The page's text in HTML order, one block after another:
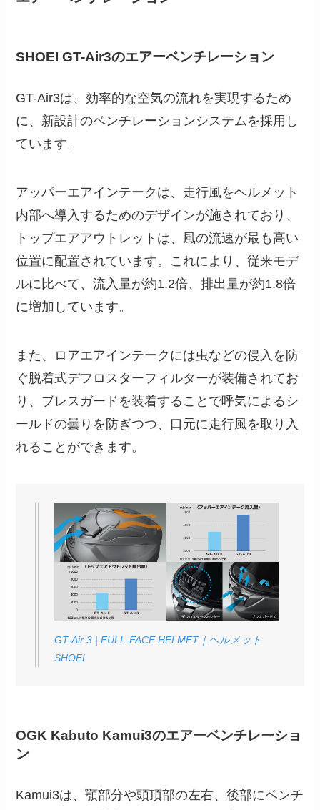
SHOEI GT-Air3のエアーベンチレーション
GT-Air3は、効率的な空気の流れを実現するため
に、新設計のベンチレーションシステムを採用し
ています。
アッパーエアインテークは、走行風をヘルメット
内部へ導入するためのデザインが施されており、
トップエアアウトレットは、風の流速が最も高い
位置に配置されています。これにより、従来モデ
ルに比べて、流入量が約1.2倍、排出量が約1.8倍
に増加しています。
また、ロアエアインテークには虫などの侵入を防
ぐ脱着式デフロスターフィルターが装備されてお
り、ブレスガードを装着することで呼気によるシ
ールドの曇りを防ぎつつ、口元に走行風を取り入
れることができます。
GT-Air 3 | FULL-FACE HELMET｜ヘルメット
SHOEI
OGK Kabuto Kamui3のエアーベンチレーショ
ン
Kamui3は、顎部分や頭頂部の左右、後部にベンチ